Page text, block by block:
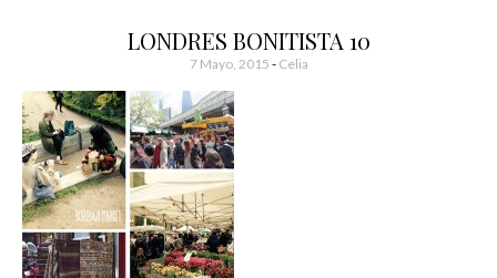
Bonitismos
LONDRES BONITISTA 10
7 Mayo, 2015 - Celia